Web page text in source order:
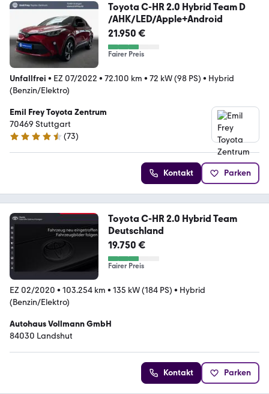
Toyota C-HR 2.0 Hybrid Team D
/AHK/LED/Apple+Android
21.950 €
Fairer Preis
Unfallfrei • EZ 07/2022 • 72.100 km • 72 kW (98 PS) • Hybrid
(Benzin/Elektro)
Emil Frey Toyota Zentrum
70469 Stuttgart
4.5 Sterne
(73)
Kontakt Parken
Toyota C-HR 2.0 Hybrid Team
Deutschland
19.750 €
Fairer Preis
EZ 02/2020 • 103.254 km • 135 kW (184 PS) • Hybrid
(Benzin/Elektro)
Autohaus Vollmann GmbH
84030 Landshut
Kontakt Parken